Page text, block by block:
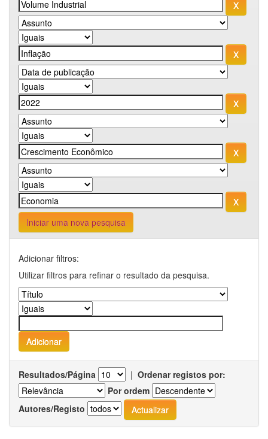
Iniciar uma nova pesquisa
Adicionar filtros:
Utilizar filtros para refinar o resultado da pesquisa.
Resultados/Página | Ordenar registos por:
Por ordem
Autores/Registo